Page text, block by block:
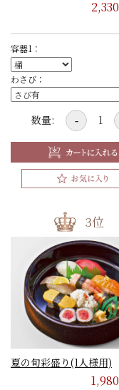
2,330
容器1：
わさび：
数量: -
夏の旬彩盛り(1人様用)
1,980